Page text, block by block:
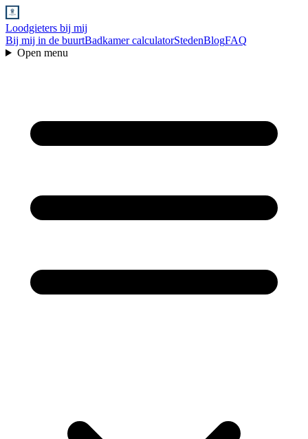
Loodgieters bij mij
Bij mij in de buurtBadkamer calculatorStedenBlogFAQ
Open menu